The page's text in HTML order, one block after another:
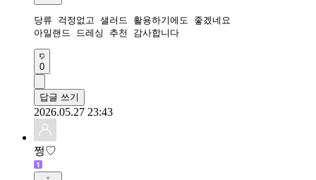
당류 걱정없고 샐러드 활용하기에도 좋겠네요
아일랜드 드레싱 추천 감사합니다
0
답글 쓰기
2026.05.27 23:43
쩡♡